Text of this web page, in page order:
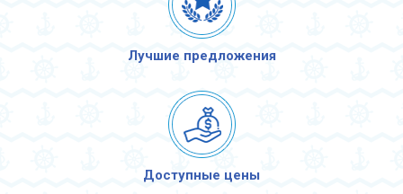
Лучшие предложения
Доступные цены